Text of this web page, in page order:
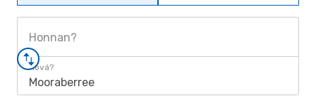
Honnan?
Hová?
Mooraberree